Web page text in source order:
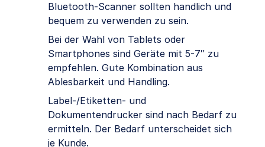
Bluetooth-Scanner sollten handlich und
bequem zu verwenden zu sein.
Bei der Wahl von Tablets oder
Smartphones sind Geräte mit 5-7″ zu
empfehlen. Gute Kombination aus
Ablesbarkeit und Handling.
Label-/Etiketten- und
Dokumentendrucker sind nach Bedarf zu
ermitteln. Der Bedarf unterscheidet sich
je Kunde.